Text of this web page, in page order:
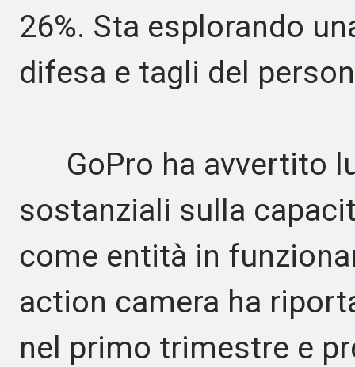
26%. Sta esplorando
difesa e tagli del
GoPro ha avvertito
sostanziali sulla
come entità in
action camera ha
nel primo trimestre e